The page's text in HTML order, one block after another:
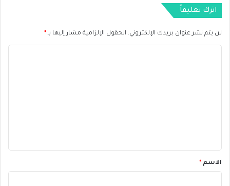
و
ت
اترك تعليقاً
لن يتم نشر عنوان بريدك الإلكتروني. الحقول الإلزامية مشار إليها بـ *
*الاسم *